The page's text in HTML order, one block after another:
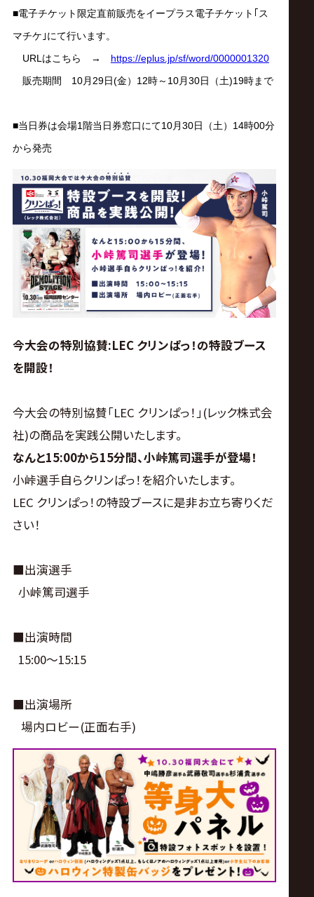
■電子チケット限定直前販売をイープラス電子チケット｢ス
マチケ｣にて行います。
URLはこちら → https://eplus.jp/sf/word/0000001320
販売期間 10月29日(金）12時～10月30日（土)19時まで
■当日券は会場1階当日券窓口にて10月30日（土）14時00分
から発売
今大会の特別協賛:LEC クリンぱっ！の特設ブース
を開設！
今大会の特別協賛「LEC クリンぱっ！」(レック株式会
社)の商品を実践公開いたします。
なんと15:00から15分間、小峠篤司選手が登場！
小峠選手自らクリンぱっ！を紹介いたします。
LEC クリンぱっ！の特設ブースに是非お立ち寄りくだ
さい！
■出演選手
小峠篤司選手
■出演時間
15:00〜15:15
■出演場所
場内ロビー(正面右手)